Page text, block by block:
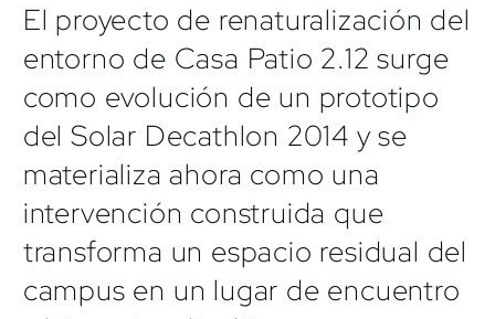
El proyecto de renaturalización del
entorno de Casa Patio 2.12 surge
como evolución de un prototipo
del Solar Decathlon 2014 y se
materializa ahora como una
intervención construida que
transforma un espacio residual del
campus en un lugar de encuentro